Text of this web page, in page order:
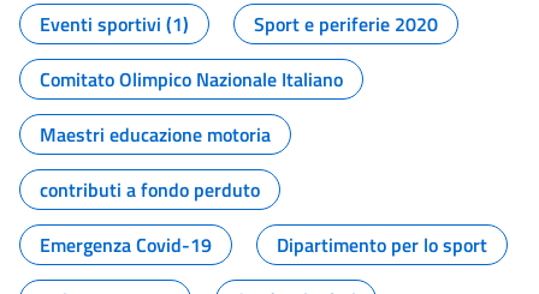
Eventi sportivi (1)
Sport e periferie 2020
Comitato Olimpico Nazionale Italiano
Maestri educazione motoria
contributi a fondo perduto
Emergenza Covid-19
Dipartimento per lo sport